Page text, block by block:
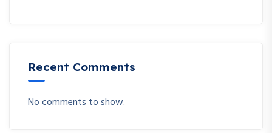
Recent Comments
No comments to show.